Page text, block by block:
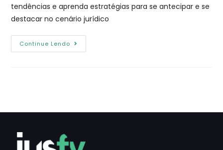
tendências e aprenda estratégias para se antecipar e se
destacar no cenário jurídico
Continue Lendo